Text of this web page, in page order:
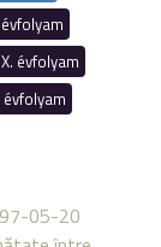
évfolyam
évfolyam
05-20